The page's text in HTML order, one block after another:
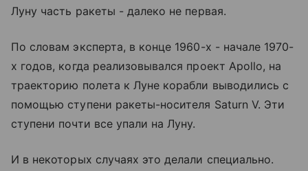
Луну часть ракеты - далеко не первая.
По словам эксперта, в конце 1960-х - начале 1970-
х годов, когда реализовывался проект Apollo, на
траекторию полета к Луне корабли выводились с
помощью ступени ракеты-носителя Saturn V. Эти
ступени почти все упали на Луну.
И в некоторых случаях это делали специально.